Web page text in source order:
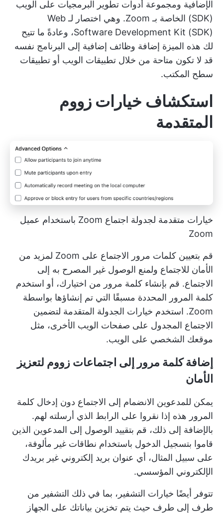
الإضافية ومجموعة أدوات تطوير البرمجيات على الويب
(SDK) الخاصة بـ Zoom. وهي اختصار لـ Web
Software Development Kit (SDK)، وعادةً ما تتيح
لك هذه الميزة إضافة وظائف إضافية إلى البرنامج نفسه
قد لا تكون متاحة من خلال تطبيقات الويب أو تطبيقات
سطح المكتب.
استكشاف خيارات زووم
المتقدمة
خيارات متقدمة لجدولة اجتماع Zoom باستخدام عميل
Zoom
قم بتعيين كلمات مرور الاجتماع على Zoom لمزيد من
الأمان للاجتماع ولمنع الوصول غير المصرح به إلى
الاجتماع. قم بإنشاء كلمة مرور من اختيارك، أو استخدم
كلمة المرور المحددة مسبقًا التي تم إنشاؤها بواسطة
Zoom. استخدم خيارات الجدولة المتقدمة لتضمين
الاجتماع المجدول على صفحات الويب الأخرى، مثل
موقعك الشخصي على الويب.
إضافة كلمة مرور إلى اجتماعات زووم لتعزيز
الأمان
يمكن للمدعوين الانضمام إلى الاجتماع دون إدخال كلمة
المرور هذه إذا نقروا على الرابط الذي أرسلته لهم.
بالإضافة إلى ذلك، قم بتقييد الوصول إلى المدعوين الذين
قاموا بتسجيل الدخول باستخدام نطاقات غير مألوفة،
على سبيل المثال، أي عنوان بريد إلكتروني غير بريدك
الإلكتروني المؤسسي.
تتوفر أيضًا خيارات التشفير، بما في ذلك التشفير من
طرف إلى طرف حيث يتم تخزين بياناتك على الجهاز